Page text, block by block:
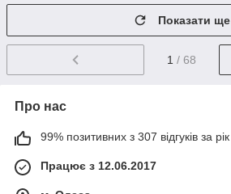
Показати ще
1 / 68
Про нас
99% позитивних з 307 відгуків за рік
Працює з 12.06.2017